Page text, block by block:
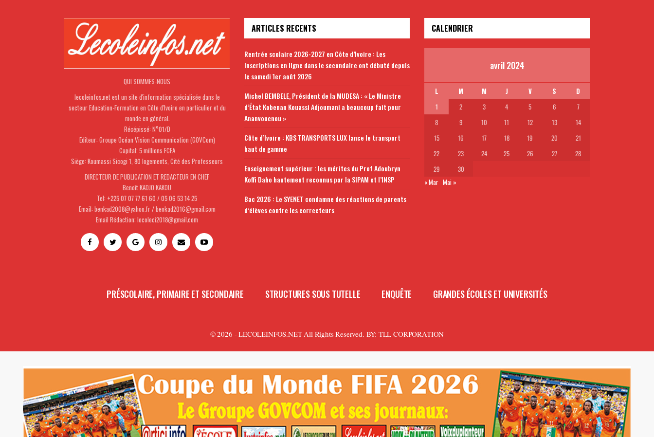
QUI SOMMES-NOUS
lecoleinfos.net est un site d'information spécialisée dans le
secteur Education-Formation en Côte d'Ivoire en particulier et du
monde en général.
Récépissé: N°01/D
Editeur: Groupe Océan Vision Communication (GOVCom)
Capital: 5 millions FCFA
Siège: Koumassi Sicogi 1, 80 logements, Cité des Professeurs
DIRECTEUR DE PUBLICATION ET REDACTEUR EN CHEF
Benoît KADJO KAKOU
Tel: +225 07 07 77 61 60 / 05 06 53 14 25
Email: benkad2008@yahoo.fr / benkad2016@gmail.com
Email Rédaction: lecoleci2018@gmail.com
ARTICLES RECENTS
Rentrée scolaire 2026-2027 en Côte d’Ivoire : Les
inscriptions en ligne dans le secondaire ont débuté depuis
le samedi 1er août 2026
Michel BEMBELE, Président de la MUDESA : « Le Ministre
d’État Kobenan Kouassi Adjoumani a beaucoup fait pour
Ananvouenou »
Côte d’Ivoire : KBS TRANSPORTS LUX lance le transport
haut de gamme
Enseignement supérieur : les mérites du Prof Adoubryn
Koffi Daho hautement reconnus par la SIPAM et l’INSP
Bac 2026 : Le SYENET condamne des réactions de parents
d’élèves contre les correcteurs
CALENDRIER
avril 2024
L M M J V S
D
1
2 3 4 5 6
7
8
9 10 11 12 13
14
15
16 17 18 19 20
21
22
23 24 25 26 27
28
29
30
« Mar Mai »
PRÉSCOLAIRE, PRIMAIRE ET SECONDAIRE STRUCTURES SOUS TUTELLE ENQUÊTE GRANDES ÉCOLES ET UNIVERSITÉS
© 2026 - LECOLEINFOS.NET All Rights Reserved. BY: TLL CORPORATION